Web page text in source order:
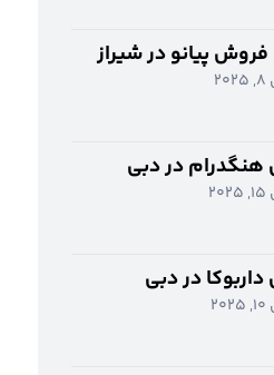
پیانو در شیراز
در دبی
در دبی